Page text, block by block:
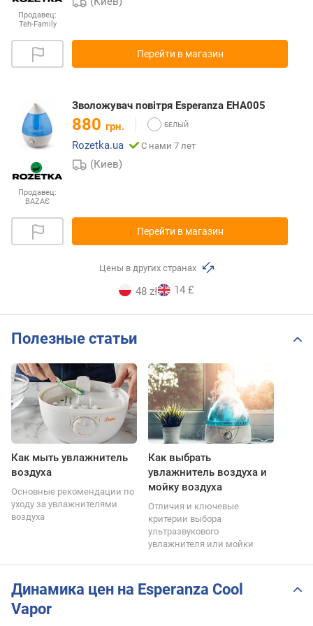
Продавец:
Teh-Family
Перейти в магазин
Продавец:
BAZAЄ
Зволожувач повітря Esperanza EHA005
880 грн.
Rozetka.ua
С нами 7 лет
(Киев)
Перейти в магазин
Цены в других странах
48 zł 14 £
Полезные статьи
Как мыть увлажнитель
воздуха
Основные рекомендации по
уходу за увлажнителями
воздуха
Как выбрать
увлажнитель воздуха и
мойку воздуха
Отличия и ключевые
критерии выбора
ультразвукового
увлажнителя или мойки
Динамика цен на Esperanza Cool
Vapor